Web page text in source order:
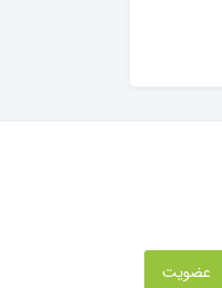
عضویت